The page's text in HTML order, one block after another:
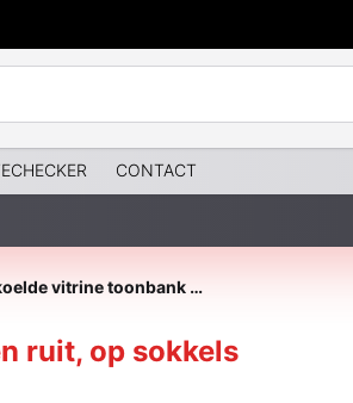
CONTACT
Gekoelde vitrine toonbank met gebogen ruit, op sokkels
ruit, op sokkels